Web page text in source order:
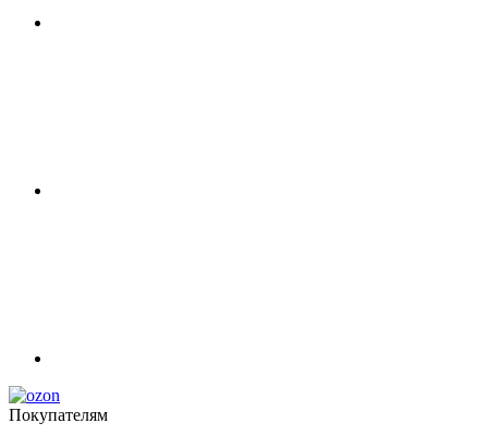
Покупателям